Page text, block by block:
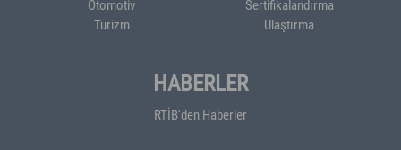
Otomotiv
Sertifikalandırma
Turizm
Ulaştırma
HABERLER
RTİB'den Haberler